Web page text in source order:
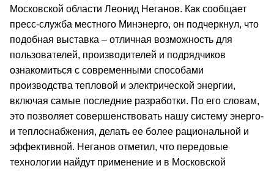
Московской области Леонид Неганов. Как сообщает
пресс-служба местного Минэнерго, он подчеркнул, что
подобная выставка – отличная возможность для
пользователей, производителей и подрядчиков
ознакомиться с современными способами
производства тепловой и электрической энергии,
включая самые последние разработки. По его словам,
это позволяет совершенствовать нашу систему энерго-
и теплоснабжения, делать ее более рациональной и
эффективной. Неганов отметил, что передовые
технологии найдут применение и в Московской